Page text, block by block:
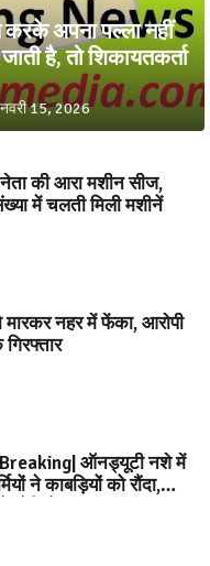
अपना पल्ला नहीं
है, तो शिकायतकर्ता
15, 2026
की आरा मशीन सीज,
में चलती मिली मशीनें
मारकर नहर में फेंका, आरोपी
ऑनड्यूटी नशे में
ने काबड़ियों को रौंदा,
देखिये, Video